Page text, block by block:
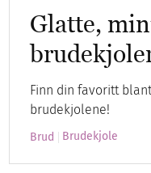
Glatte,
Finn din favoritt
brudekjolene!
Brud Brudekjole